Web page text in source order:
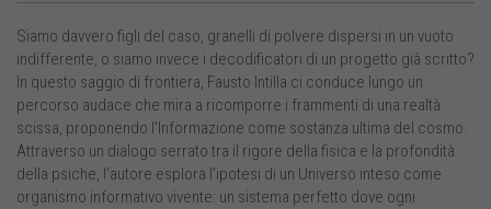
Siamo davvero figli del caso, granelli di polvere dispersi in un vuoto
indifferente, o siamo invece i decodificatori di un progetto già scritto?
In questo saggio di frontiera, Fausto Intilla ci conduce lungo un
percorso audace che mira a ricomporre i frammenti di una realtà
scissa, proponendo l’Informazione come sostanza ultima del cosmo.
Attraverso un dialogo serrato tra il rigore della fisica e la profondità
della psiche, l’autore esplora l’ipotesi di un Universo inteso come
organismo informativo vivente: un sistema perfetto dove ogni